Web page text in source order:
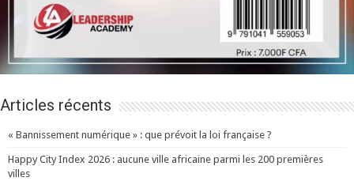
Articles récents
« Bannissement numérique » : que prévoit la loi française ?
Happy City Index 2026 : aucune ville africaine parmi les 200 premières
villes